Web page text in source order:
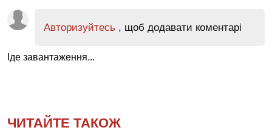
Авторизуйтесь , щоб додавати коментарі
Іде завантаження...
ЧИТАЙТЕ ТАКОЖ